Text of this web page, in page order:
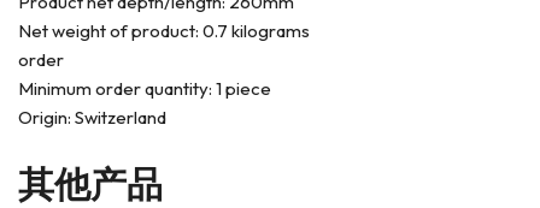
Net weight of product: 0.7 kilograms
order
Minimum order quantity: 1 piece
Origin: Switzerland
其他产品